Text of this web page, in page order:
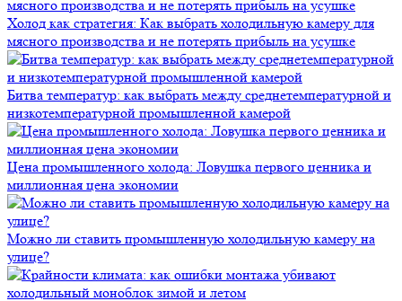
Холод как стратегия: Как выбрать холодильную камеру для
мясного производства и не потерять прибыль на усушке
Битва температур: как выбрать между среднетемпературной и
низкотемпературной промышленной камерой
Цена промышленного холода: Ловушка первого ценника и
миллионная цена экономии
Можно ли ставить промышленную холодильную камеру на
улице?